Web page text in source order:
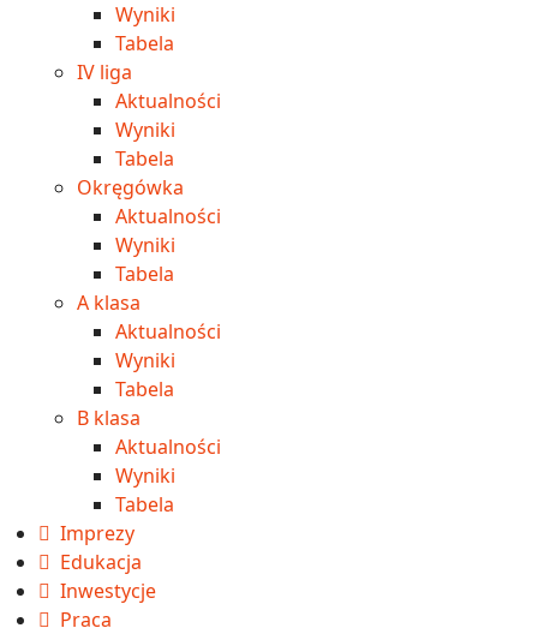
Wyniki
Tabela
IV liga
Aktualności
Wyniki
Tabela
Okręgówka
Aktualności
Wyniki
Tabela
A klasa
Aktualności
Wyniki
Tabela
B klasa
Aktualności
Wyniki
Tabela
Imprezy
Edukacja
Inwestycje
Praca